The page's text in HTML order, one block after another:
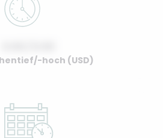
hoch (USD)